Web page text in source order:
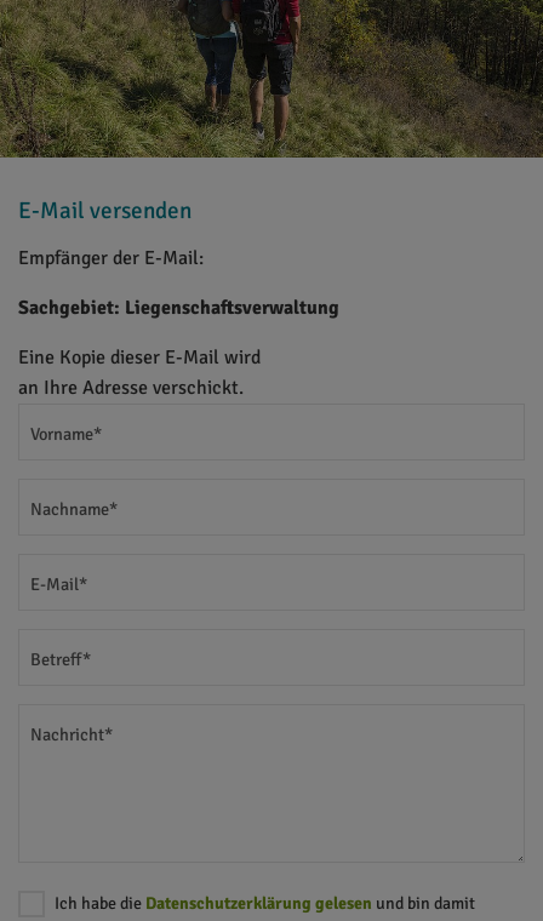
E-Mail versenden
Empfänger der E-Mail:
Sachgebiet: Liegenschaftsverwaltung
Eine Kopie dieser E-Mail wird
an Ihre Adresse verschickt.
Vorname*
Nachname*
E-Mail*
Betreff*
Nachricht*
Ich habe die Datenschutzerklärung gelesen und bin damit